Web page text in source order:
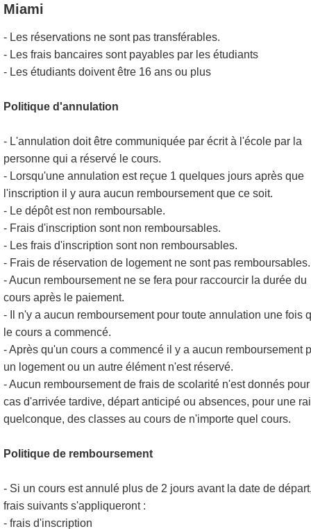
Miami
- Les réservations ne sont pas transférables.
- Les frais bancaires sont payables par les étudiants
- Les étudiants doivent être 16 ans ou plus
Politique d'annulation
- L'annulation doit être communiquée par écrit à l'école par la
personne qui a réservé le cours.
- Lorsqu'une annulation est reçue 1 quelques jours après que
l'inscription il y aura aucun remboursement que ce soit.
- Le dépôt est non remboursable.
- Frais d'inscription sont non remboursables.
- Les frais d'inscription sont non remboursables.
- Frais de réservation de logement ne sont pas remboursables.
- Aucun remboursement ne se fera pour raccourcir la durée du
cours après le paiement.
- Il n'y a aucun remboursement pour toute annulation une fois
le cours a commencé.
- Après qu'un cours a commencé il y a aucun remboursement
un logement ou un autre élément n'est réservé.
- Aucun remboursement de frais de scolarité n'est donnés
cas d'arrivée tardive, départ anticipé ou absences, pour une
quelconque, des classes au cours de n'importe quel cours.
Politique de remboursement
- Si un cours est annulé plus de 2 jours avant la date de
frais suivants s'appliqueront :
- frais d'inscription